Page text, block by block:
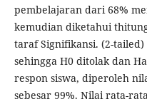
pembelajaran dari 68%
kemudian diketahui
taraf Signifikansi. (2-tailed)
sehingga H0 ditolak dan
respon siswa, diperoleh
sebesar 99%. Nilai rata-